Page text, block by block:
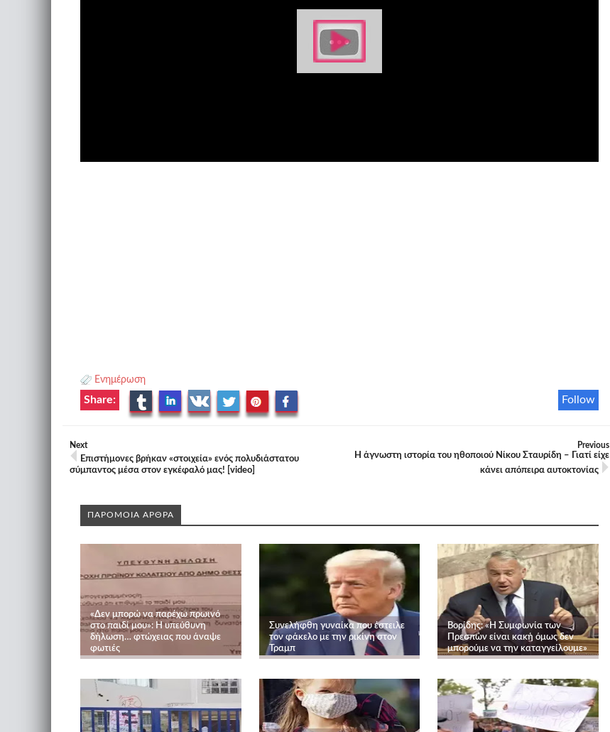
Ενημέρωση
Follow
Share:
Next
Επιστήμονες βρήκαν «στοιχεία» ενός πολυδιάστατου
σύμπαντος μέσα στον εγκέφαλό μας! [video]
Previous
Η άγνωστη ιστορία του ηθοποιού Νίκου Σταυρίδη – Γιατί είχε
κάνει απόπειρα αυτοκτονίας
ΠΑΡΟΜΟΙΑ ΑΡΘΡΑ
«Δεν μπορώ να παρέχω πρωινό
στο παιδί μου»: Η υπεύθυνη
δήλωση… φτώχειας που άναψε
φωτιές
Συνελήφθη γυναίκα που έστειλε
τον φάκελο με την ρικίνη στον
Τραμπ
Βορίδης: «Η Συμφωνία των
Πρεσπών είναι κακή όμως δεν
μπορούμε να την καταγγείλουμε»